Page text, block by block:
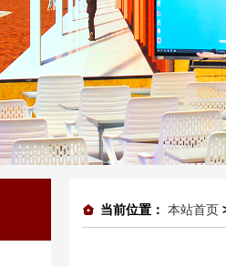
当前位置： 本站首页